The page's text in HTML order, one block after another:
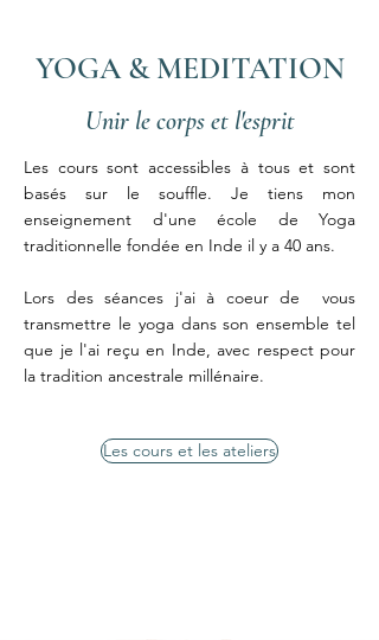
YOGA & MEDITATION
Unir le corps et l'esprit
Les cours sont accessibles à tous et sont
basés sur le souffle. Je tiens mon
enseignement d'une école de Yoga
traditionnelle fondée en Inde il y a 40 ans.
Lors des séances j'ai à coeur de vous
transmettre le yoga dans son ensemble tel
que je l'ai reçu en Inde, avec respect pour
la tradition ancestrale millénaire.
Les cours et les ateliers